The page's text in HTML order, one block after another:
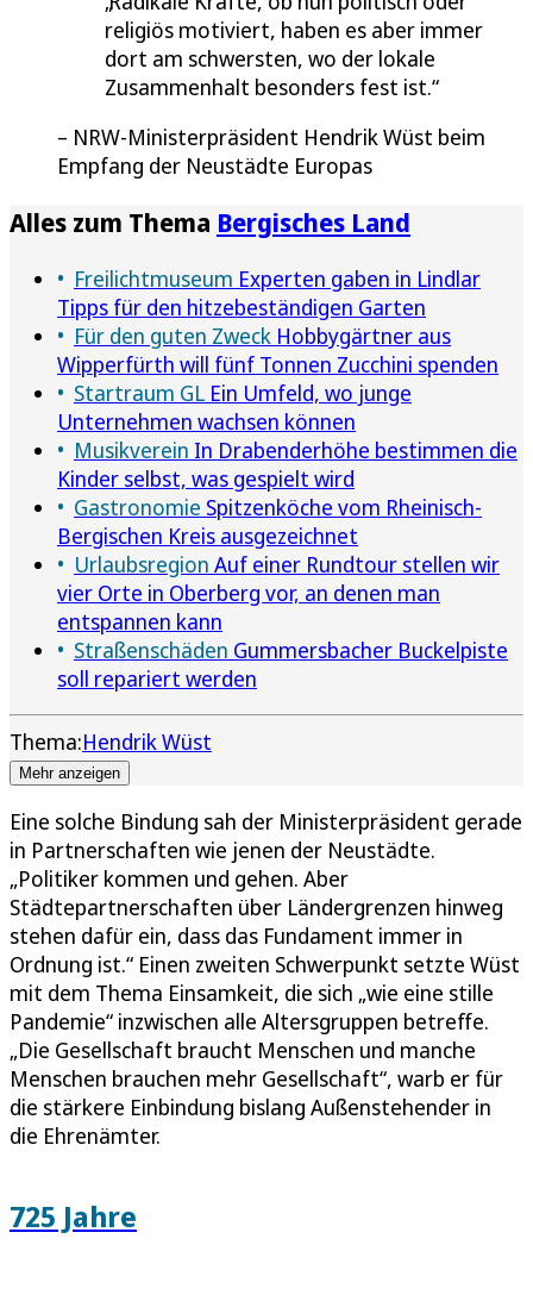
religiös motiviert, haben es aber immer
dort am schwersten, wo der lokale
Zusammenhalt besonders fest ist.
NRW-Ministerpräsident Hendrik Wüst beim
Empfang der Neustädte Europas
Alles zum Thema Bergisches Land
Freilichtmuseum Experten gaben in Lindlar
Tipps für den hitzebeständigen Garten
Für den guten Zweck Hobbygärtner aus
Wipperfürth will fünf Tonnen Zucchini spenden
Startraum GL Ein Umfeld, wo junge
Unternehmen wachsen können
Musikverein In Drabenderhöhe bestimmen die
Kinder selbst, was gespielt wird
Gastronomie Spitzenköche vom Rheinisch-
Bergischen Kreis ausgezeichnet
Urlaubsregion Auf einer Rundtour stellen wir
vier Orte in Oberberg vor, an denen man
entspannen kann
Straßenschäden Gummersbacher Buckelpiste
soll repariert werden
Thema:Hendrik Wüst
Mehr anzeigen
Eine solche Bindung sah der Ministerpräsident gerade
in Partnerschaften wie jenen der Neustädte.
„Politiker kommen und gehen. Aber
Städtepartnerschaften über Ländergrenzen hinweg
stehen dafür ein, dass das Fundament immer in
Ordnung ist.“ Einen zweiten Schwerpunkt setzte Wüst
mit dem Thema Einsamkeit, die sich „wie eine stille
Pandemie“ inzwischen alle Altersgruppen betreffe.
„Die Gesellschaft braucht Menschen und manche
Menschen brauchen mehr Gesellschaft“, warb er für
die stärkere Einbindung bislang Außenstehender in
die Ehrenämter.
725 Jahre